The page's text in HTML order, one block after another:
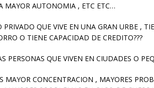
MAYOR AUTONOMIA , ETC ETC…
PRIVADO QUE VIVE EN UNA GRAN URBE ,
O TIENE CAPACIDAD DE CREDITO???
PERSONAS QUE VIVEN EN CIUDADES O
MAYOR CONCENTRACION , MAYORES